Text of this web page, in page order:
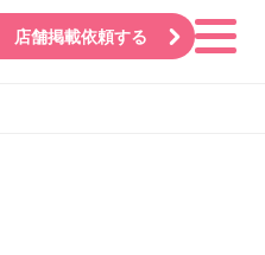
店舗掲載依頼する